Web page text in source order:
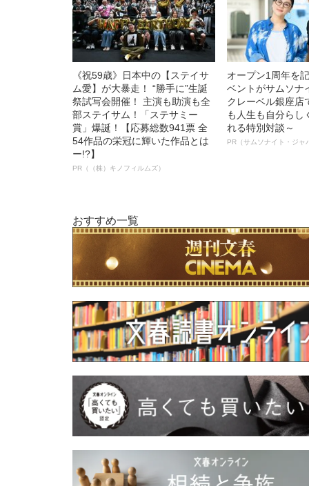
《祝59歳》日本中の【ステイサ
ム愛】が大暴走！ “勝手に”生誕
祭試写会開催！ 主演も助演も全
部ステイサム！「ステサミー
賞」爆誕！【応募総数941票 全
54作品の栄冠に輝いた作品とは
ー!?】
PR（（株）キノフィルムズ）
オープン1周年を
ベントがサムソナ
クレーベル銀座
も人生も自分らし
れる特別対談～
PR（サムソナイト・ジャ
おすすめ一覧